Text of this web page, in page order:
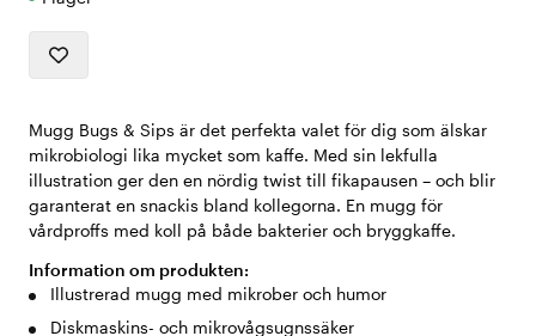
Mugg Bugs & Sips är det perfekta valet för dig som älskar
mikrobiologi lika mycket som kaffe. Med sin lekfulla
illustration ger den en nördig twist till fikapausen – och blir
garanterat en snackis bland kollegorna. En mugg för
vårdproffs med koll på både bakterier och bryggkaffe.
Information om produkten:
Illustrerad mugg med mikrober och humor
Diskmaskins- och mikrovågsugnssäker